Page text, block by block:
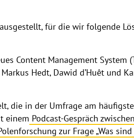
für die wir folgende
Content Management System
Hedt, Dawid d’Huêt und
die in der Umfrage am
einem Podcast-Gespräch
zur Frage „Was